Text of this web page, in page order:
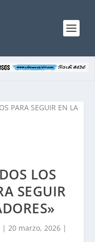
LOS
SEGUIR
| 20 marzo, 2026 |